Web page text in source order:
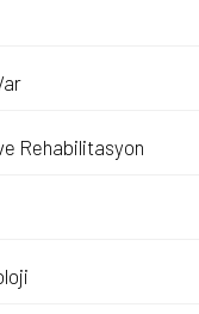
Rehabilitasyon